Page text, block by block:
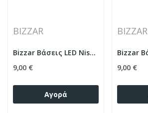
BIZZAR
Bizzar Βάσεις LED Nissan / Mercedes / Vw / Bmw...
9,00 €
Αγορά
BIZZAR
9,00 €